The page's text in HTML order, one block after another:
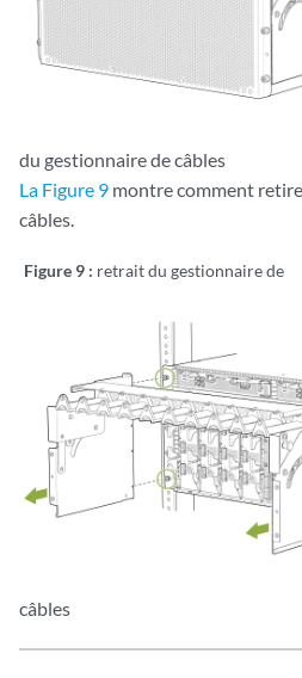
du gestionnaire de câbles
La Figure 9 montre comment
câbles.
Figure 9 : retrait du gestionnaire de
câbles